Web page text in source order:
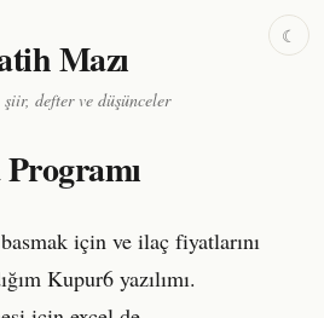
Mazı
defter ve düşünceler
için ve ilaç fiyatlarını
Kupur6 yazılımı.
☾